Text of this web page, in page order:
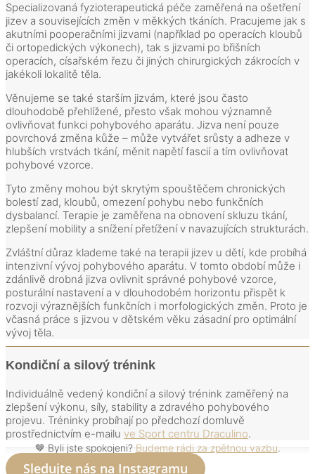
Specializovaná fyzioterapeutická péče zaměřená na ošetření
jizev a souvisejících změn v měkkých tkáních. Pracujeme jak s
akutními pooperačními jizvami (například po operacích kloubů
či ortopedických výkonech), tak s jizvami po břišních
operacích, císařském řezu či jiných chirurgických zákrocích v
jakékoli lokalitě těla.
Věnujeme se také starším jizvám, které jsou často
dlouhodobě přehlížené, přesto však mohou významně
ovlivňovat funkci pohybového aparátu. Jizva není pouze
povrchová změna kůže – může vytvářet srůsty a adheze v
hlubších vrstvách tkání, měnit napětí fascií a tím ovlivňovat
pohybové vzorce.
Tyto změny mohou být skrytým spouštěčem chronických
bolestí zad, kloubů, omezení pohybu nebo funkčních
dysbalancí. Terapie je zaměřena na obnovení skluzu tkání,
zlepšení mobility a snížení přetížení v navazujících strukturách.
Zvláštní důraz klademe také na terapii jizev u dětí, kde probíhá
intenzivní vývoj pohybového aparátu. V tomto období může i
zdánlivě drobná jizva ovlivnit správné pohybové vzorce,
posturální nastavení a v dlouhodobém horizontu přispět k
rozvoji výraznějších funkčních i morfologických změn. Proto je
včasná práce s jizvou v dětském věku zásadní pro optimální
vývoj těla.
Kondiční a silový trénink
Individuálně vedený kondiční a silový trénink zaměřený na
zlepšení výkonu, síly, stability a zdravého pohybového
projevu. Tréninky probíhají po předchozí domluvě
prostřednictvím e-mailu ve Sport centru Draculino.
🤎 Byli jste spokojeni? Budeme rádi za zpětnou vazbu.
Sledujte nás na Instagramu